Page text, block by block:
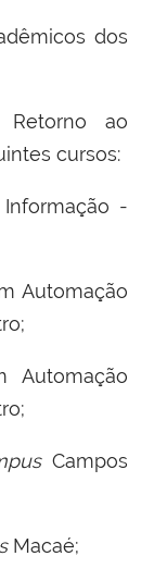
dos
ao
cursos:
-
Automação
Automação
Campos
Macaé;